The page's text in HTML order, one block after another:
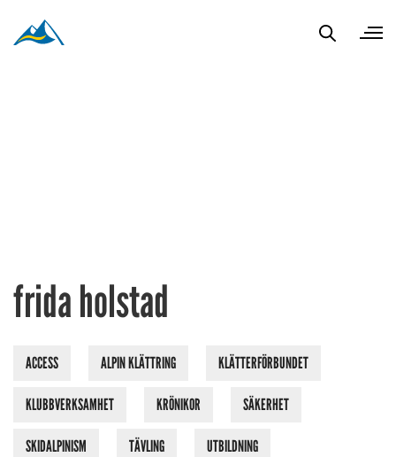
frida holstad
ACCESS ALPIN KLÄTTRING KLÄTTERFÖRBUNDET
KLUBBVERKSAMHET KRÖNIKOR SÄKERHET
SKIDALPINISM TÄVLING UTBILDNING